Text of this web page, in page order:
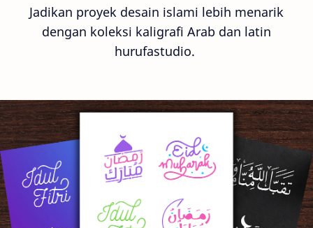
Jadikan proyek desain islami lebih menarik
dengan koleksi kaligrafi Arab dan latin
hurufastudio.